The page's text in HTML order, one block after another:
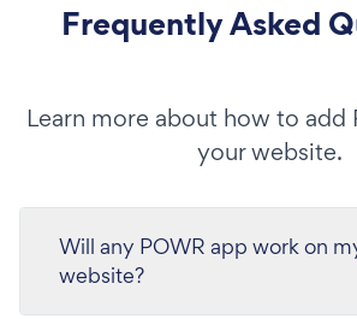
Frequently Asked
Learn more about how to add
your website.
Will any POWR app work on
website?